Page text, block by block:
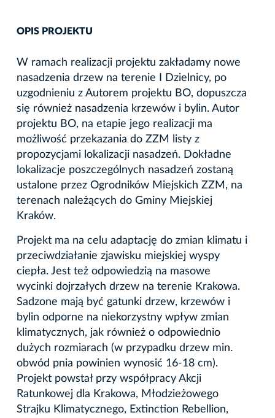
OPIS PROJEKTU
W ramach realizacji projektu zakładamy nowe
nasadzenia drzew na terenie I Dzielnicy, po
uzgodnieniu z Autorem projektu BO, dopuszcza
się również nasadzenia krzewów i bylin. Autor
projektu BO, na etapie jego realizacji ma
możliwość przekazania do ZZM listy z
propozycjami lokalizacji nasadzeń. Dokładne
lokalizacje poszczególnych nasadzeń zostaną
ustalone przez Ogrodników Miejskich ZZM, na
terenach należących do Gminy Miejskiej
Kraków.
Projekt ma na celu adaptację do zmian klimatu i
przeciwdziałanie zjawisku miejskiej wyspy
ciepła. Jest też odpowiedzią na masowe
wycinki dojrzałych drzew na terenie Krakowa.
Sadzone mają być gatunki drzew, krzewów i
bylin odporne na niekorzystny wpływ zmian
klimatycznych, jak również o odpowiednio
dużych rozmiarach (w przypadku drzew min.
obwód pnia powinien wynosić 16-18 cm).
Projekt powstał przy współpracy Akcji
Ratunkowej dla Krakowa, Młodzieżowego
Strajku Klimatycznego, Extinction Rebellion,